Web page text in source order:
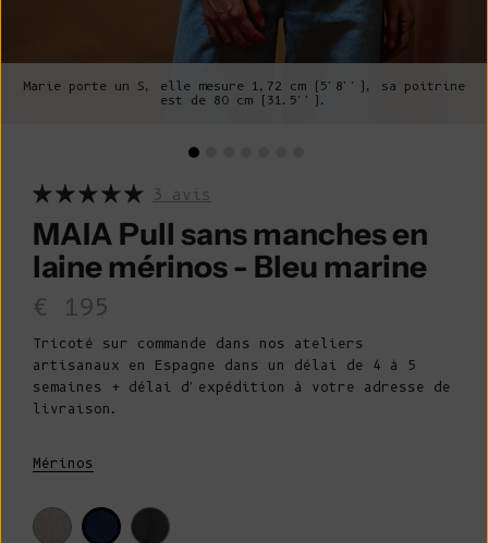
Marie porte un S, elle mesure 1,72 cm (5'8''), sa poitrine
est de 80 cm (31.5'').
3 avis
MAIA Pull sans manches en
laine mérinos - Bleu marine
Prix de vente
€ 195
Tricoté sur commande dans nos ateliers
artisanaux en Espagne dans un délai de 4 à 5
semaines + délai d'expédition à votre adresse de
livraison.
Mérinos